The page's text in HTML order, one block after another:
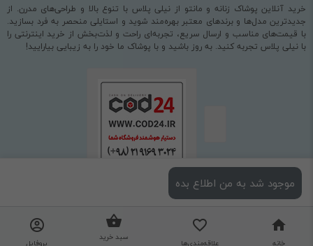
موجود شد به من اطلاع بده
خرید آنلاین پوشاک زنانه و مانتو از نیلی پلاس با تنوع بالا و طراحی‌های مدرن. از
جدیدترین مدل‌ها و برندهای معتبر بهره‌مند شوید و استایلی منحصر به فرد بسازید.
با قیمت‌های مناسب و ارسال سریع، تجربه‌ای راحت و لذت‌بخش از خرید اینترنتی را
با نیلی پلاس تجربه کنید. به روز باشید و با پوشاک ما خود را به زیبایی بیارایید!
استفاده از مطالب فروشگاه اینترنتی نیلی پلاس فقط برای مقاصد غیرتجاری و با ذکر
پروفایل
سبد خرید
علاقه‌مندی‌ها خانه